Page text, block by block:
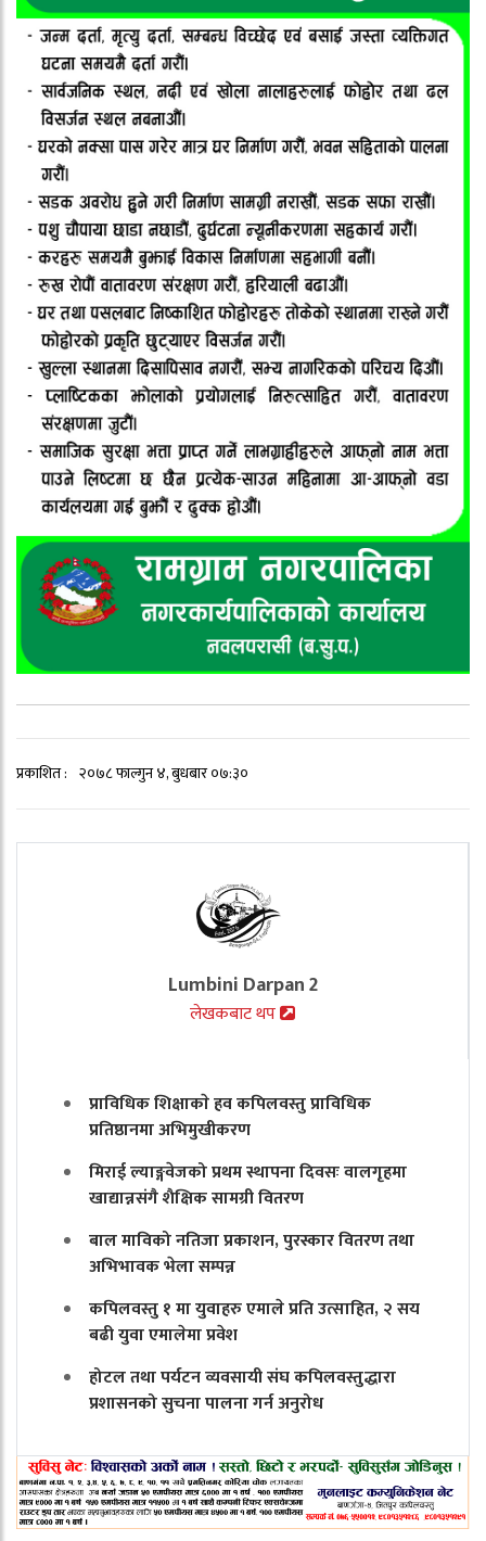
प्रकाशित : २०७८ फाल्गुन ४, बुधबार ०७:३०
Lumbini Darpan 2
लेखकबाट थप
प्राविधिक शिक्षाकाे हव कपिलवस्तु प्राविधिक
प्रतिष्ठानमा अभिमुखीकरण
मिराई ल्याङ्गवेजको प्रथम स्थापना दिवसः वालगृहमा
खाद्यान्नसंगै शैक्षिक सामग्री वितरण
बाल माविको नतिजा प्रकाशन, पुरस्कार वितरण तथा
अभिभावक भेला सम्पन्न
कपिलवस्तु १ मा युवाहरु एमाले प्रति उत्साहित, २ सय
बढी युवा एमालेमा प्रवेश
होटल तथा पर्यटन व्यवसायी संघ कपिलवस्तुद्धारा
प्रशासनको सुचना पालना गर्न अनुरोध